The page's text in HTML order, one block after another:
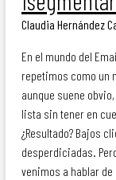
Claudia Hernández
En el mundo del
repetimos como un
aunque suene
lista sin tener en
¿Resultado? Bajos
desperdiciadas.
venimos a hablar